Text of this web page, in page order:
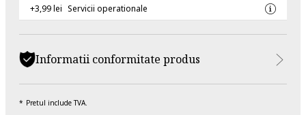
+3,99 lei Servicii operationale
Informatii conformitate produs
Pretul include TVA.